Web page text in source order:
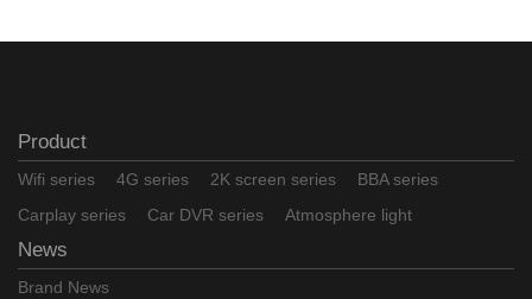
Product
Wifi series 4G series 2K screen series
BBA series
Carplay series
Car DVR series Atmosphere light
News
Brand News